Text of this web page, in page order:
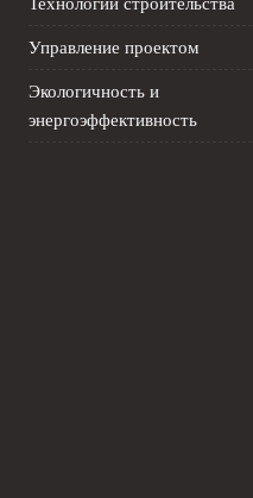
Управление проектом
Экологичность и
энергоэффективность